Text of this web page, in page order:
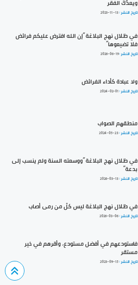
ويعدُكَ الفقر
تاريخ النشر :2023-11-13
في ظلال نهج البلاغة ”إن الله افترض عليكم فرائض
فلا تضيعوها“
تاريخ النشر :2026-06-19
ولا عبادة كأداء الفرائض
تاريخ النشر :2024-02-01
منطقهم الصواب
تاريخ النشر :2024-05-23
في ظلال نهج البلاغة ”ووسعته السنة ولم ينسب إلى
بدعة“
تاريخ النشر :2026-03-13
في ظلال نهج البلاغة ليس كلّ من رمى أصاب
تاريخ النشر :2026-03-06
فاستودعهم في أفضل مستودع، وأقرهم في خير
مستقر
تاريخ النشر :2023-09-15